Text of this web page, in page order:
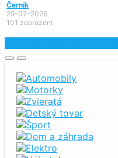
Černík
25-07-2026
101 zobrazení
Automobily
Motorky
Zvieratá
Detský tovar
Šport
Dom a záhrada
Elektro